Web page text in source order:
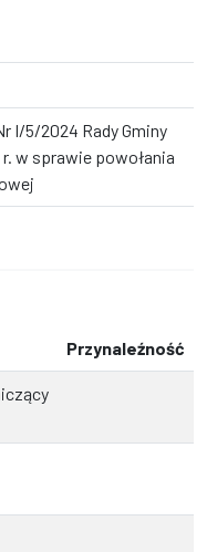
I/5/2024 Rady Gminy
w sprawie powołania
Przynaleźność